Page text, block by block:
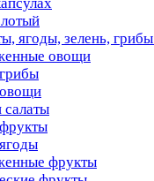
ягоды, зелень, грибы
овощи
салаты
фрукты